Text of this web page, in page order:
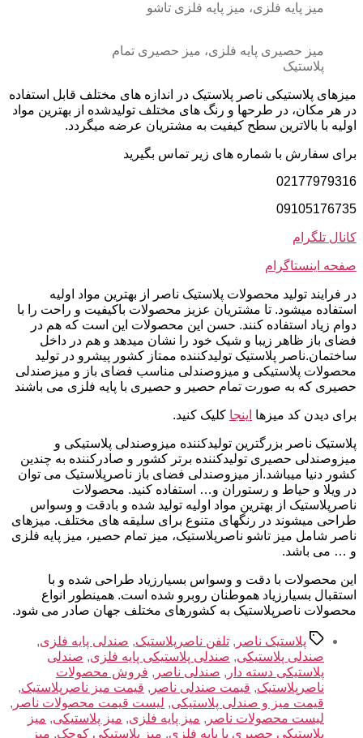
میز پایه فلزی، میز پایه فلزی تاشو
میز حصیری پایه فلزی، میز حصیری تمام
پلاستیک
میزهای پلاستیکی ناصر پلاستیک در اندازه های مختلف قابل استفاده
در هر مکان، در طرحها و رنگ های مختلف تولیدشده از بهترین مواد
اولیه با بالاترین سطح کیفیت به مشتریان عرضه میگردد.
برای سفارش با شماره های زیر تماس بگیرید
02177979316
09105176735
کانال تلگرام
صفحه اینستاگرام
در فرایند تولید محصولات پلاستیک ناصر از بهترین مواد اولیه
استفاده میشود. تا مشتریان عزیز محصولات باکیفیت و راحت را با
دوام زیاد استفاده کنند. حسن این محصولات این است که هم در
فضای باز ظاهر زیبا و شیک خود را نشان میدهد و هم در داخل
ساختمان.ناصر پلاستیک تولیدکننده ممتاز کشور پیشرو در تولید
محصولات پلاستیکی و میزوصندلی مناسب فضای باز و میزصندلی
حصیری که به صورت تمام حصیر و حصیری با پایه فلزی می باشند
برای دیدن کد میزها اینجا کلیک کنید.
پلاستیک ناصر بزرگترین تولیدکننده میزوصندلی پلاستیکی و
میزوصندلی حصیری تولیدکننده برتر کشور و صادرکننده به چندین
کشور دنیا میباشد.از میزوصندلی فضای باز ناصرپلاستیک می توان
در ویلا و حیاط و رستوران و… استفاده کنید. محصولات
ناصرپلاستیک از بهترین مواد اولیه تولید شده و بادقت و وسواس
طراحی میشوند در رنگهای متنوع برای سلیقه های مختلف. میزهای
ناصر شامل میز تاشو ناصرپلاستیک، میز تمام حصیر، میز پایه فلزی
و … می باشد.
این محصولات با دقت و وسواس بسیارزیاد طراحی شده و با
استقبال بسیارزیاد هموطنان روبرو شده است. همینطور انواع
محصولات ناصرپلاستیک به کشورهای مختلف جهان صادر می شود.
برچسب‌ها
پلاستیک ناصر , تلفن ناصرپلاستیک, صندلی پایه فلزی,
صندلی پلاستیکی, صندلی پلاستیکی پایه فلزی, صندلی
پلاستیکی دسته دار , صندلی ناصر , فروش محصولات
ناصرپلاستیک, قیمت صندلی ناصر , قیمت میز ناصرپلاستیک,
قیمت میز و صندلی پلاستیکی, لیست قیمت محصولات ناصر ,
لیست محصولات ناصر , میز پایه فلزی, میز پلاستیکی, میز
پلاستیکی حصیری با پایه فلزی, میز پلاستیکی کوچک, میز